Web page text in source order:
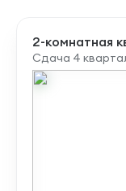
2-комнатная
Сдача 4